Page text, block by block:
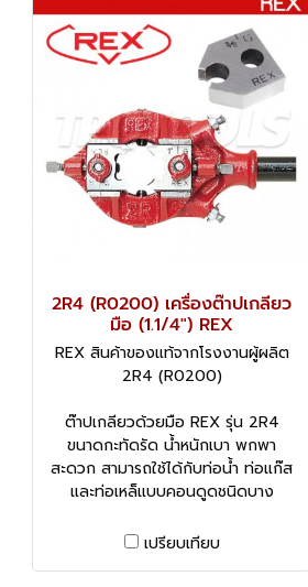
2R4 (R0200) เครื่องต๊าปเกลียว
มือ (1.1/4") REX
REX สินค้าของแท้จากโรงงานผู้ผลิต
2R4 (R0200)
ต๊าปเกลียวด้วยมือ REX รุ่น 2R4
ขนาดกะทัดรัด น้ำหนักเบา พกพา
สะดวก สามารถใช้ได้กับท่อน้ำ ท่อแก๊ส
และท่อเหล็แบบคอนดูดชนิดบาง
เปรียบเทียบ